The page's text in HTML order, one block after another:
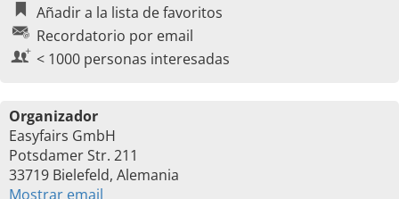
Añadir a la lista de favoritos
Recordatorio por email
< 1000 personas interesadas
Organizador
Easyfairs GmbH
Potsdamer Str. 211
33719 Bielefeld, Alemania
Mostrar email